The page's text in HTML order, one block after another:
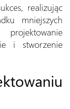
realizując
mniejszych
i stworzenie